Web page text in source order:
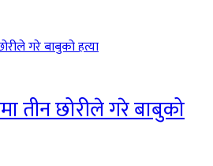
तीन छोरीले गरे बाबुको